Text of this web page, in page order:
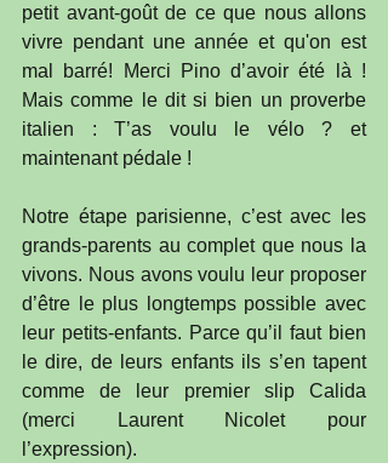
petit avant-goût de ce que nous allons
vivre pendant une année et qu'on est
mal barré! Merci Pino d’avoir été là !
Mais comme le dit si bien un proverbe
italien : T’as voulu le vélo ? et
maintenant pédale !
Notre étape parisienne, c’est avec les
grands-parents au complet que nous la
vivons. Nous avons voulu leur proposer
d’être le plus longtemps possible avec
leur petits-enfants. Parce qu’il faut bien
le dire, de leurs enfants ils s’en tapent
comme de leur premier slip Calida
(merci Laurent Nicolet pour
l’expression).